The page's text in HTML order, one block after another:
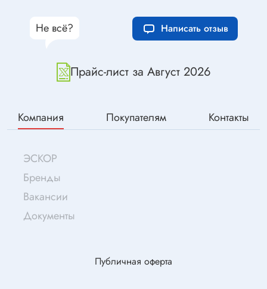
Прайс-лист за Август 2026
Не всё? Написать отзыв
Компания Покупателям Контакты
ЭСКОР
Бренды
Вакансии
Документы
Публичная оферта